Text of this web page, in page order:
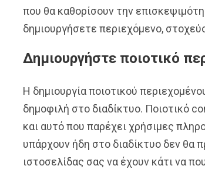
που θα καθορίσουν την
δημιουργήσετε περιεχόμενο,
Δημιουργήστε ποιοτικό
Η δημιουργία ποιοτικού
δημοφιλή στο διαδίκτυο. Ποιοτικό
και αυτό που παρέχει χρήσιμες
υπάρχουν ήδη στο διαδίκτυο δεν θα
ιστοσελίδας σας να έχουν κάτι να